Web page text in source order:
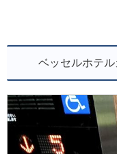
ベッセルホテ